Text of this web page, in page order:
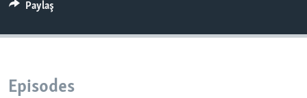
Paylaş
Episodes